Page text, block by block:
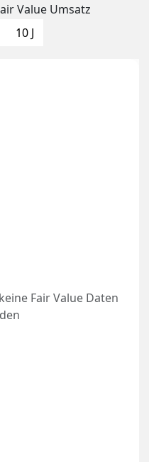
Value Umsatz
10 J
Fair Value Daten